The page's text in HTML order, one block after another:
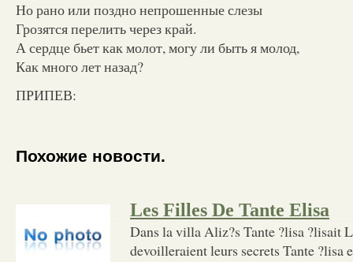
Но рано или поздно непрошенные слезы
Грозятся перелить через край.
А сердце бьет как молот, могу ли быть я молод,
Как много лет назад?
ПРИПЕВ:
Похожие новости.
Les Filles De Tante Elisa
Dans la villa Aliz?s Tante ?lisa ?lisait
devoilleraient leurs secrets Tante ?lisa